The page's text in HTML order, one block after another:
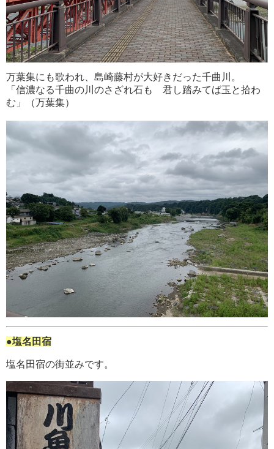
万葉集にも歌われ、島崎藤村が大好きだった千曲川。
「信濃なる千曲の川のさざれ石も 君し踏みてば玉と拾わ
む」（万葉集）
●塩名田宿
塩名田宿の街並みです。